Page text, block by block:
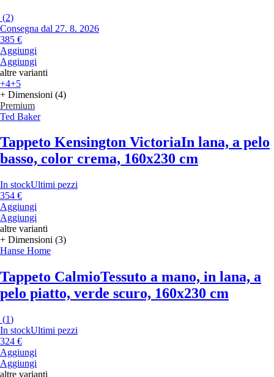
(2)
Consegna dal 27. 8. 2026
385 €
Aggiungi
Aggiungi
altre varianti
+4+5
+ Dimensioni (4)
Premium
Ted Baker
Tappeto Kensington VictoriaIn lana, a pelo
basso, color crema, 160x230 cm
In stockUltimi pezzi
354 €
Aggiungi
Aggiungi
altre varianti
+ Dimensioni (3)
Hanse Home
Tappeto CalmioTessuto a mano, in lana, a
pelo piatto, verde scuro, 160x230 cm
(1)
In stockUltimi pezzi
324 €
Aggiungi
Aggiungi
altre varianti